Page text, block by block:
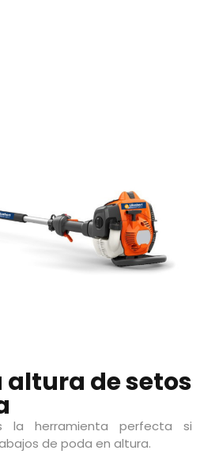
altura de setos
la herramienta perfecta si
de poda en altura.